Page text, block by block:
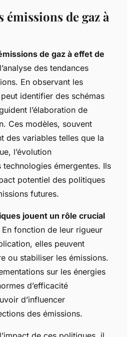
émissions de gaz à
de gaz à effet de
des tendances
En observant les
identifier des schémas
l’élaboration de
Ces modèles, souvent
des variables telles que la
l’évolution
émergentes. Ils
potentiel des politiques
futures.
jouent un rôle crucial
fonction de leur rigueur
elles peuvent
ou stabiliser les émissions.
sur les énergies
d’efficacité
d’influencer
des émissions.